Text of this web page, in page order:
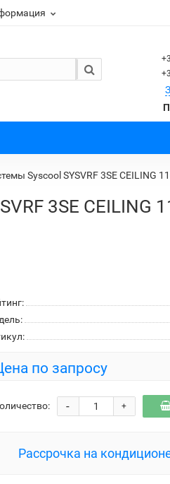
Syscool SYSVRF 3SE CEILING
3SE CEILING
по запросу
+
-
Рассрочка на